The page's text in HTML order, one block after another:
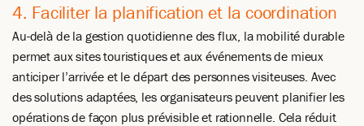
4. Faciliter la planification et la coordination
Au-delà de la gestion quotidienne des flux, la mobilité durable
permet aux sites touristiques et aux événements de mieux
anticiper l’arrivée et le départ des personnes visiteuses. Avec
des solutions adaptées, les organisateurs peuvent planifier les
opérations de façon plus prévisible et rationnelle. Cela réduit